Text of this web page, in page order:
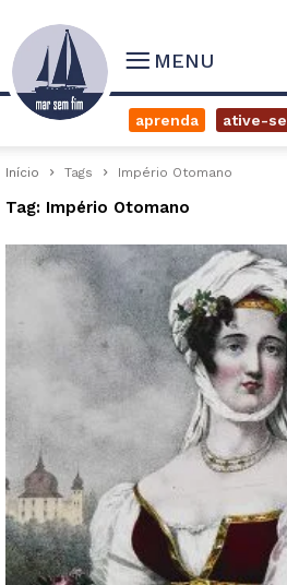
MENU
aprenda ative-se
Início Tags Império Otomano
Tag: Império Otomano